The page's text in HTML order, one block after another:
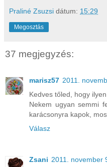
Praliné Zsuzsi dátum: 15:29
Megosztás
37 megjegyzés:
marisz57 2011.
Kedves tőled, hogy
Nekem ugyan semmi
karácsonyra kapok,
Válasz
Zsani 2011. november